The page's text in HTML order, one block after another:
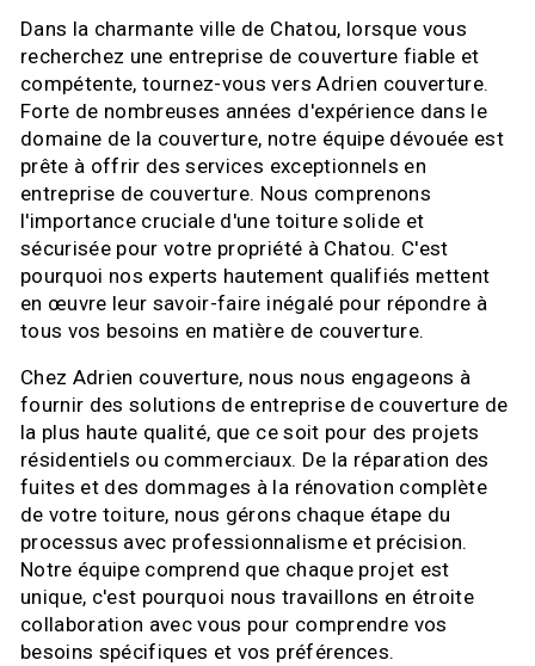
Dans la charmante ville de Chatou, lorsque vous
recherchez une entreprise de couverture fiable et
compétente, tournez-vous vers Adrien couverture.
Forte de nombreuses années d'expérience dans le
domaine de la couverture, notre équipe dévouée est
prête à offrir des services exceptionnels en
entreprise de couverture. Nous comprenons
l'importance cruciale d'une toiture solide et
sécurisée pour votre propriété à Chatou. C'est
pourquoi nos experts hautement qualifiés mettent
en œuvre leur savoir-faire inégalé pour répondre à
tous vos besoins en matière de couverture.
Chez Adrien couverture, nous nous engageons à
fournir des solutions de entreprise de couverture de
la plus haute qualité, que ce soit pour des projets
résidentiels ou commerciaux. De la réparation des
fuites et des dommages à la rénovation complète
de votre toiture, nous gérons chaque étape du
processus avec professionnalisme et précision.
Notre équipe comprend que chaque projet est
unique, c'est pourquoi nous travaillons en étroite
collaboration avec vous pour comprendre vos
besoins spécifiques et vos préférences.